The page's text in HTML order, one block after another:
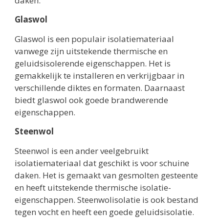
Glaswol
Glaswol is een populair isolatiemateriaal
vanwege zijn uitstekende thermische en
geluidsisolerende eigenschappen. Het is
gemakkelijk te installeren en verkrijgbaar in
verschillende diktes en formaten. Daarnaast
biedt glaswol ook goede brandwerende
eigenschappen.
Steenwol
Steenwol is een ander veelgebruikt
isolatiemateriaal dat geschikt is voor schuine
daken. Het is gemaakt van gesmolten gesteente
en heeft uitstekende thermische isolatie-
eigenschappen. Steenwolisolatie is ook bestand
tegen vocht en heeft een goede geluidsisolatie.